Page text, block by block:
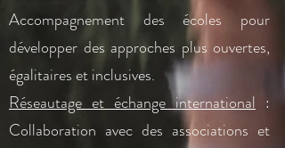
Accompagnement des écoles pour
développer des approches plus ouvertes,
égalitaires et inclusives.
Réseautage et échange international :
Collaboration avec des associations et